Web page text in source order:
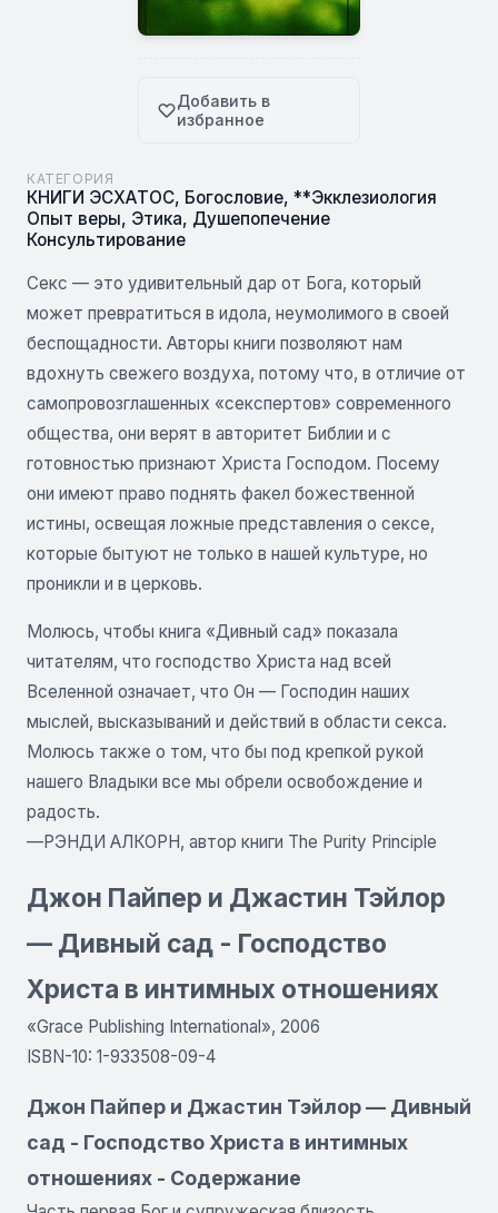
Добавить в
избранное
КАТЕГОРИЯ
КНИГИ ЭСХАТОС, Богословие, **Экклезиология
Опыт веры, Этика, Душепопечение
Консультирование
Секс — это удивительный дар от Бога, который
может превратиться в идола, неумолимого в своей
беспощадности. Авторы книги позволяют нам
вдохнуть свежего воздуха, потому что, в отличие от
самопровозглашенных «секспертов» современного
общества, они верят в авторитет Библии и с
готовностью признают Христа Господом. Посему
они имеют право поднять факел божественной
истины, освещая ложные представления о сексе,
которые бытуют не только в нашей культуре, но
проникли и в церковь.
Молюсь, чтобы книга «Дивный сад» показала
читателям, что господство Христа над всей
Вселенной означает, что Он — Господин наших
мыслей, высказываний и действий в области секса.
Молюсь также о том, что бы под крепкой рукой
нашего Владыки все мы обрели освобождение и
радость.
—РЭНДИ АЛКОРН, автор книги The Purity Principle
Джон Пайпер и Джастин Тэйлор
— Дивный сад - Господство
Христа в интимных отношениях
«Grace Publishing International», 2006
ISBN-10: 1-933508-09-4
Джон Пайпер и Джастин Тэйлор — Дивный
сад - Господство Христа в интимных
отношениях - Содержание